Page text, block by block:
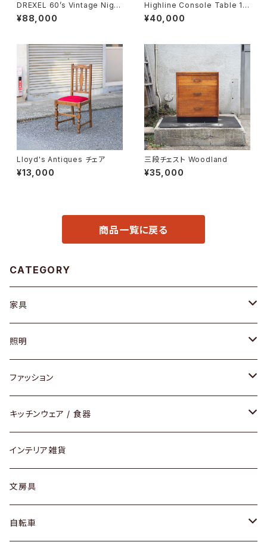
DREXEL 60’s Vintage Night
table
¥88,000
Highline Console Table 18
0
¥40,000
Lloyd's Antiques チェア
¥13,000
三段チェスト Woodland
¥35,000
商品一覧に戻る
CATEGORY
家具
ソファ / ベンチ
チェア / スツール
ダイニングセット / ダイニングテーブル
ローテーブル / サイドテーブル
デスク / コンソール
ドレッサー
照明
ペンダントライト
テーブルランプ / デスクスタンド
フロアライト
ファッション
アクセサリー
リング
ピアス / イヤリング
財布
バッグ
アウター
キッチンウェア / 食器
グラス / タンブラー
カップ / マグ
プレート / ボウル
インテリア雑貨
文房具
自転車